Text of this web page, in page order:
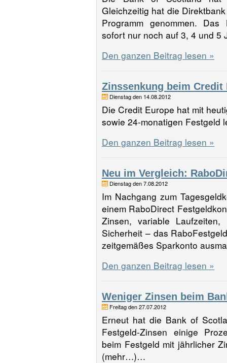
Gleichzeitig hat die
Programm genommen.
sofort nur noch auf 3, 4 und
Den ganzen Beitrag lesen »
Zinssenkung beim Credit
Dienstag den 14.08.2012
Die Credit Europe hat mit
sowie 24-monatigen
Den ganzen Beitrag lesen »
Neu im Vergleich:
Dienstag den 7.08.2012
Im Nachgang zum
einem RaboDirect
Zinsen, variable Laufzeiten,
Sicherheit – das
zeitgemäßes Sparkonto
Den ganzen Beitrag lesen »
Weniger Zinsen beim
Freitag den 27.07.2012
Erneut hat die Bank of
Festgeld-Zinsen einige
beim Festgeld mit jährlicher
(mehr…)…